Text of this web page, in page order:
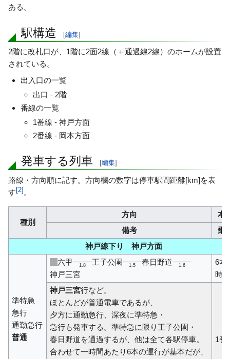
ある。
駅構造 [編集]
2階に改札口が、1階に2面2線（＋通過線2線）のホームが設置
されている。
出入口の一覧
出口 - 2階
番線の一覧
1番線 - 神戸方面
2番線 - 岡本方面
発車する列車 [編集]
路線・方向順に記す。方向欄の数字は停車駅間距離[km]を表
す 2 。
種別
方向
本
備考
乗
神戸線下り 神戸方面
準特急
急行
通勤急行
普通
六甲 1.8王子公園 1.5春日野道 1.6
神戸三宮
6本/
時
神戸三宮行など。
ほとんどが普通電車であるが、
夕方に通勤急行、深夜に準特急・
急行も発車する。準特急に限り王子公園・
春日野道を通過するが、他は全て各駅停車。
合わせて一時間あたり6本の運行が基本だが、
1番